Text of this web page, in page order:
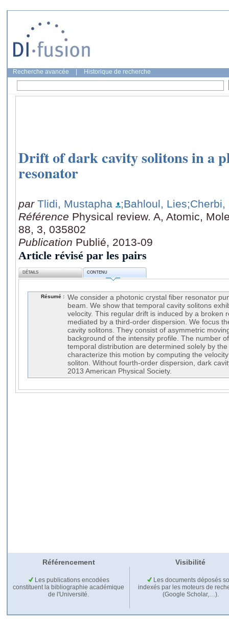
Recherche avancée Historique de recherche
Drift of dark cavity solitons in a
resonator
par Tlidi, Mustapha ;Bahloul, Lies;Cherbi,
Référence Physical review. A, Atomic,
88, 3, 035802
Publication Publié, 2013-09
Article révisé par les pairs
DÉTAILS CONTENU
Résumé : We consider a photonic crystal fiber resonator
beam. We show that temporal cavity solitons
velocity. This regular drift is induced by a broken
mediated by a third-order dispersion. We focus
cavity solitons. They consist of asymmetric
background of the intensity profile. The number
temporal distribution are determined solely by
characterize this motion by computing the
soliton. Without fourth-order dispersion, dark
2013 American Physical Society.
Référencement Visibilité
Les publications encodées
constituent la bibliographie académique
de l'Université.
Les documents déposés
indexés par les moteurs de
(Google Scholar,…).